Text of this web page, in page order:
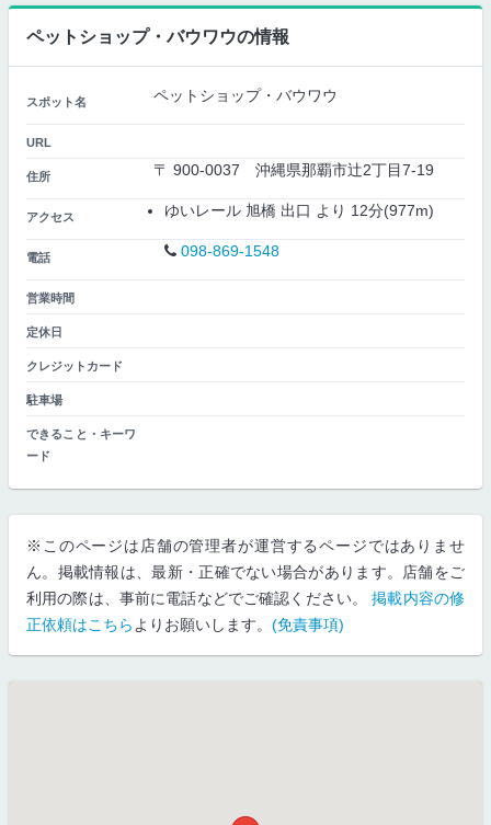
ペットショップ・バウワウの情報
スポット名 ペットショップ・バウワウ
URL
住所 〒 900-0037 沖縄県那覇市辻2丁目7-19
アクセス ゆいレール 旭橋 出口 より 12分(977m)
電話 098-869-1548
営業時間
定休日
クレジットカード
駐車場
できること・キーワ
ード
※このページは店舗の管理者が運営するページではありませ
ん。掲載情報は、最新・正確でない場合があります。店舗をご
利用の際は、事前に電話などでご確認ください。掲載内容の修
正依頼はこちら よりお願いします。 (免責事項)